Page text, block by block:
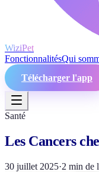
WiziPet
FonctionnalitésQui
Télécharger l'app
Santé
Les Cancers
30 juillet 2025·2 min de